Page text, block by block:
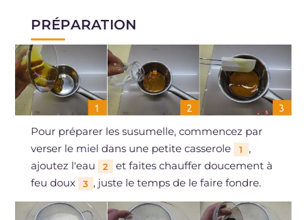
PRÉPARATION
Pour préparer les susumelle, commencez par
verser le miel dans une petite casserole
1
,
ajoutez l'eau
2
et faites chauffer doucement à
feu doux
3 , juste le temps de le faire fondre.